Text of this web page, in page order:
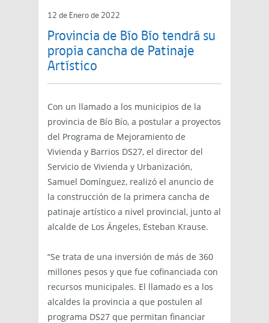
12 de Enero de 2022
Provincia de Bío Bío tendrá su
propia cancha de Patinaje
Artístico
Con un llamado a los municipios de la
provincia de Bío Bío, a postular a proyectos
del Programa de Mejoramiento de
Vivienda y Barrios DS27, el director del
Servicio de Vivienda y Urbanización,
Samuel Domínguez, realizó el anuncio de
la construcción de la primera cancha de
patinaje artístico a nivel provincial, junto al
alcalde de Los Ángeles, Esteban Krause.
“Se trata de una inversión de más de 360
millones pesos y que fue cofinanciada con
recursos municipales. El llamado es a los
alcaldes la provincia a que postulen al
programa DS27 que permitan financiar